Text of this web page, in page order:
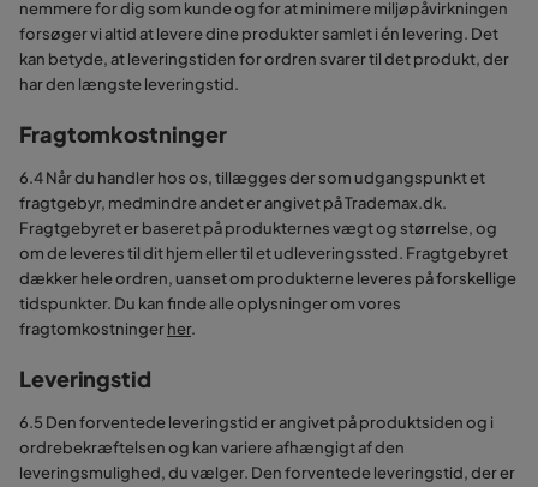
nemmere for dig som kunde og for at minimere miljøpåvirkningen
forsøger vi altid at levere dine produkter samlet i én levering. Det
kan betyde, at leveringstiden for ordren svarer til det produkt, der
har den længste leveringstid.
Fragtomkostninger
6.4 Når du handler hos os, tillægges der som udgangspunkt et
fragtgebyr, medmindre andet er angivet på Trademax.dk.
Fragtgebyret er baseret på produkternes vægt og størrelse, og
om de leveres til dit hjem eller til et udleveringssted. Fragtgebyret
dækker hele ordren, uanset om produkterne leveres på forskellige
tidspunkter. Du kan finde alle oplysninger om vores
fragtomkostningerher.
Leveringstid
6.5 Den forventede leveringstid er angivet på produktsiden og i
ordrebekræftelsen og kan variere afhængigt af den
leveringsmulighed, du vælger. Den forventede leveringstid, der er